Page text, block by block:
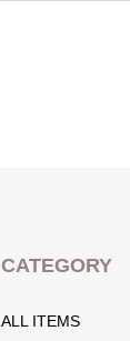
CATEGORY
ALL ITEMS